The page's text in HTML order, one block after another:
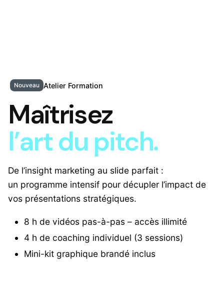
Nouveau Atelier Formation
Maîtrisez
l’art du pitch.
De l’insight marketing au slide parfait :
un programme intensif pour décupler l’impact de
vos présentations stratégiques.
8 h de vidéos pas-à-pas – accès illimité
4 h de coaching individuel (3 sessions)
Mini-kit graphique brandé inclus